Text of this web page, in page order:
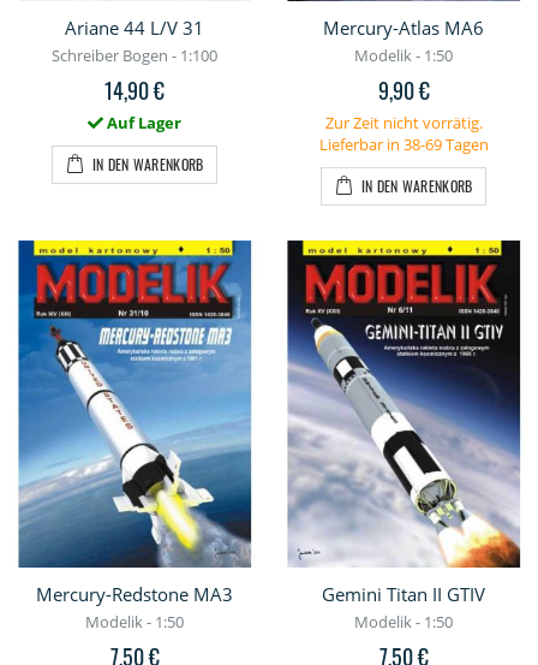
Ariane 44 L/V 31
Schreiber Bogen - 1:100
14,90 €
Auf Lager
IN DEN WARENKORB
Mercury-Atlas MA6
Modelik - 1:50
9,90 €
Zur Zeit nicht vorrätig.
Lieferbar in 38-69 Tagen
IN DEN WARENKORB
Mercury-Redstone MA3
Modelik - 1:50
7,50 €
Gemini Titan II GTIV
Modelik - 1:50
7,50 €